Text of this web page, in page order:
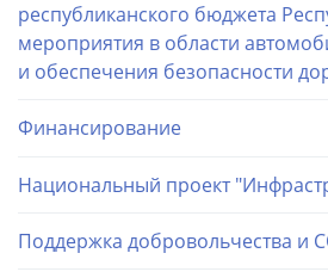
республиканского бюджета
мероприятия в области
и обеспечения безопасности
Финансирование
Национальный проект
Поддержка добровольчества и